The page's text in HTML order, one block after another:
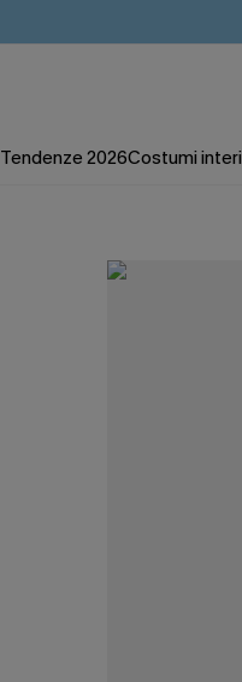
Tendenze 2026Costumi interi